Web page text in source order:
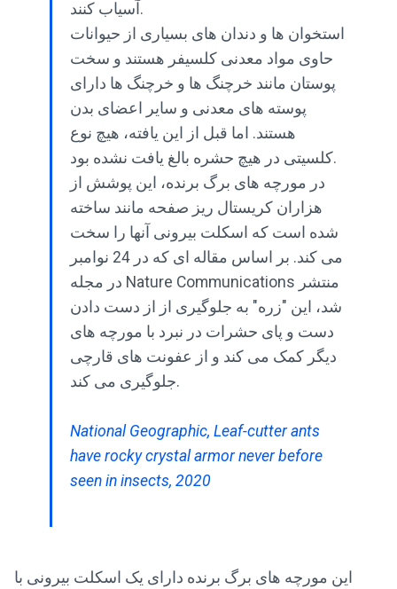
آسیاب کنند.
استخوان ها و دندان های بسیاری از حیوانات
حاوی مواد معدنی کلسیفر هستند و سخت
پوستان مانند خرچنگ ها و خرچنگ ها دارای
پوسته های معدنی و سایر اعضای بدن
هستند. اما قبل از این یافته، هیچ نوع
کلسیتی در هیچ حشره بالغ یافت نشده بود.
در مورچه های برگ برنده، این پوشش از
هزاران کریستال ریز صفحه مانند ساخته
شده است که اسکلت بیرونی آنها را سخت
می کند. بر اساس مقاله ای که در 24 نوامبر
در مجله Nature Communications منتشر
شد، این "زره" به جلوگیری از از دست دادن
دست و پای حشرات در نبرد با مورچه های
دیگر کمک می کند و از عفونت های قارچی
جلوگیری می کند.
National Geographic, Leaf-cutter ants
have rocky crystal armor never before
seen in insects, 2020
این مورچه های برگ برنده دارای یک اسکلت بیرونی با